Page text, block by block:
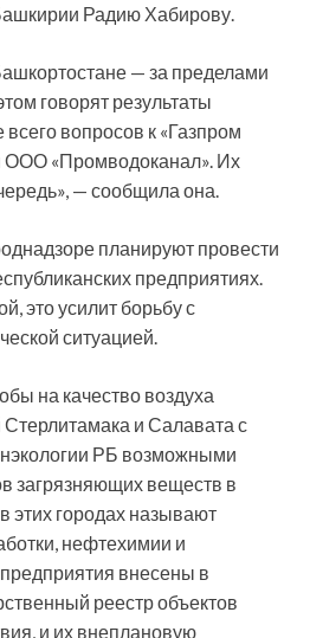
Радию Хабирову.
— за пределами
говорят результаты
вопросов к «Газпром
ООО «Промводоканал». Их
— сообщила она.
планируют провести
предприятиях.
это усилит борьбу с
ситуацией.
на качество воздуха
Стерлитамака и Салавата с
РБ возможными
загрязняющих веществ в
этих городах называют
нефтехимии и
внесены в
реестр объектов
и их внеплановую